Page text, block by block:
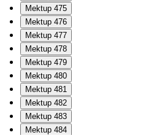
Mektup 475
Mektup 476
Mektup 477
Mektup 478
Mektup 479
Mektup 480
Mektup 481
Mektup 482
Mektup 483
Mektup 484